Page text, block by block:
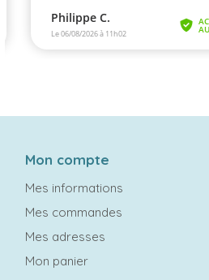
Mon compte
Mes informations
Mes commandes
Mes adresses
Mon panier